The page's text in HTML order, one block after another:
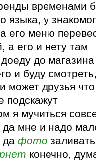
временами
языка, у
его меню
а его и нету там
доеду до магазина
и буду
может друзья что
подскажут
я мучиться
мне и надо
дафото
конечно,